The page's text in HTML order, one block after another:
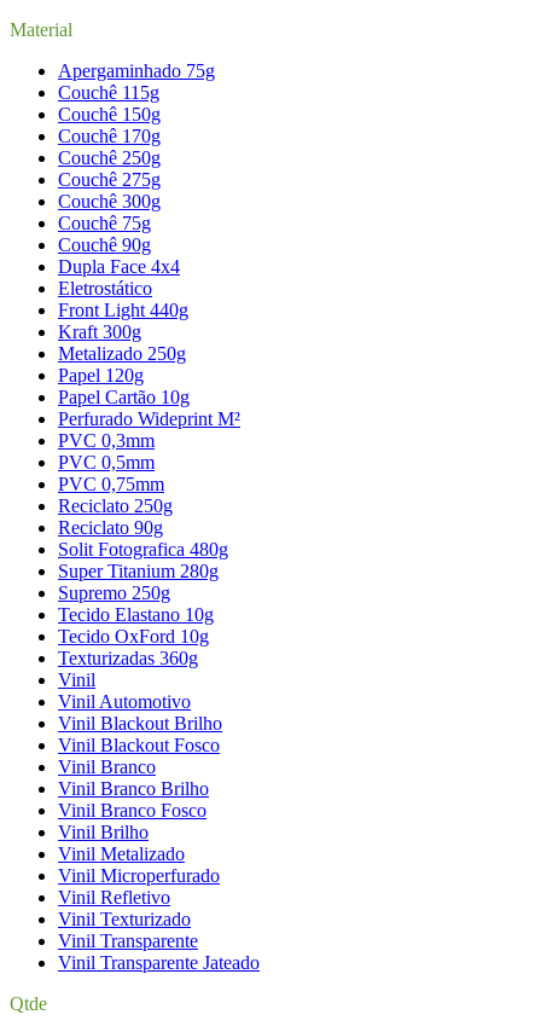
Material
Apergaminhado 75g
Couchê 115g
Couchê 150g
Couchê 170g
Couchê 250g
Couchê 275g
Couchê 300g
Couchê 75g
Couchê 90g
Dupla Face 4x4
Eletrostático
Front Light 440g
Kraft 300g
Metalizado 250g
Papel 120g
Papel Cartão 10g
Perfurado Wideprint M²
PVC 0,3mm
PVC 0,5mm
PVC 0,75mm
Reciclato 250g
Reciclato 90g
Solit Fotografica 480g
Super Titanium 280g
Supremo 250g
Tecido Elastano 10g
Tecido OxFord 10g
Texturizadas 360g
Vinil
Vinil Automotivo
Vinil Blackout Brilho
Vinil Blackout Fosco
Vinil Branco
Vinil Branco Brilho
Vinil Branco Fosco
Vinil Brilho
Vinil Metalizado
Vinil Microperfurado
Vinil Refletivo
Vinil Texturizado
Vinil Transparente
Vinil Transparente Jateado
Qtde